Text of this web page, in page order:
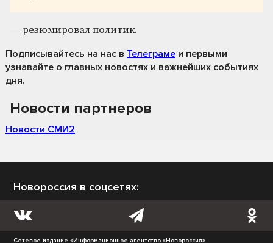
— резюмировал политик.
Подписывайтесь на нас в Телеграме и первыми
узнавайте о главных новостях и важнейших событиях
дня.
Новости партнеров
Новости СМИ2
Новороссия в соцсетях:
Сетевое издание «Информационное агентство «Новороссия»